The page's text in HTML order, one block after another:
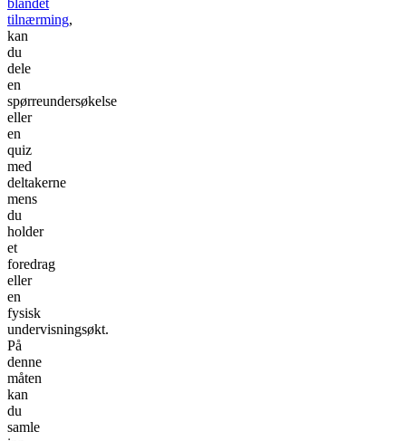
blandet
tilnærming,
kan
du
dele
en
spørreundersøkelse
eller
en
quiz
med
deltakerne
mens
du
holder
et
foredrag
eller
en
fysisk
undervisningsøkt.
På
denne
måten
kan
du
samle